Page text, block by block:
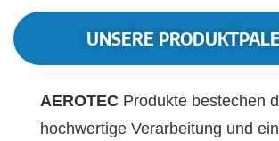
UNSERE
AEROTEC Produkte bestechen
hochwertige Verarbeitung und